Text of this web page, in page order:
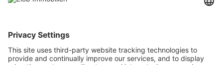
También visítenos aquí